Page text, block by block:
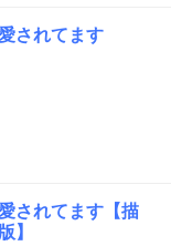
されてます
されてます【描
】